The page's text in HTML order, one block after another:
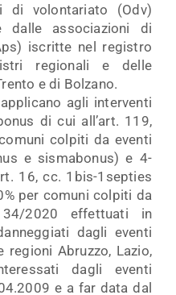
di volontariato (Odv)
associazioni di
iscritte nel registro
regionali e delle
e di Bolzano.
agli interventi
di cui all’art. 119,
colpiti da eventi
e sismabonus) e 4-
16, cc. 1bis-1septies
per comuni colpiti da
2020 effettuati in
dagli eventi
Abruzzo, Lazio,
dagli eventi
e a far data dal